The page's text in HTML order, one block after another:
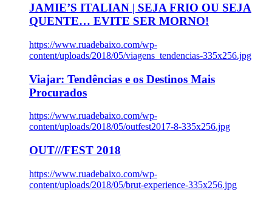
JAMIE’S ITALIAN | SEJA FRIO OU SEJA
QUENTE… EVITE SER MORNO!
https://www.ruadebaixo.com/wp-
content/uploads/2018/05/viagens_tendencias-335x256.jpg
Viajar: Tendências e os Destinos Mais
Procurados
https://www.ruadebaixo.com/wp-
content/uploads/2018/05/outfest2017-8-335x256.jpg
OUT///FEST 2018
https://www.ruadebaixo.com/wp-
content/uploads/2018/05/brut-experience-335x256.jpg